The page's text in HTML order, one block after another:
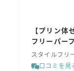
【プリン体
フリーパー
スタイルフリ
口コミを見